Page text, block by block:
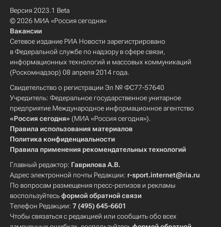
Версия 2023.1 Beta
© 2026 МИА «Россия сегодня»
Вакансии
Сетевое издание РИА Новости зарегистрировано
в Федеральной службе по надзору в сфере связи,
информационных технологий и массовых коммуникаций
(Роскомнадзор) 08 апреля 2014 года.
Свидетельство о регистрации Эл № ФС77-57640
Учредитель: Федеральное государственное унитарное
предприятие Международное информационное агентство
«Россия сегодня» (МИА «Россия сегодня»).
Правила использования материалов
Политика конфиденциальности
Правила применения рекомендательных технологий
Главный редактор: Гаврилова А.В.
Адрес электронной почты Редакции: r-sport.internet@ria.ru
По вопросам размещения пресс-релизов и рекламы
воспользуйтесьформой обратной связи
Телефон Редакции: 7 (495) 645-6601
Чтобы связаться с редакцией или сообщить обо всех